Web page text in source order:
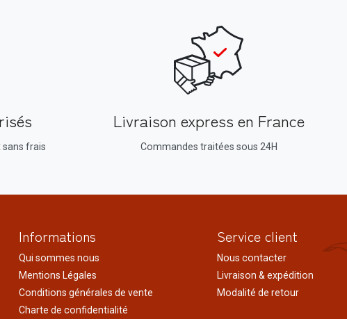
sans frais
Livraison express en France
Commandes traitées sous 24H
Informations
Qui sommes nous
Mentions Légales
Conditions générales de vente
Charte de confidentialité
Service client
Nous contacter
Livraison & expédition
Modalité de retour